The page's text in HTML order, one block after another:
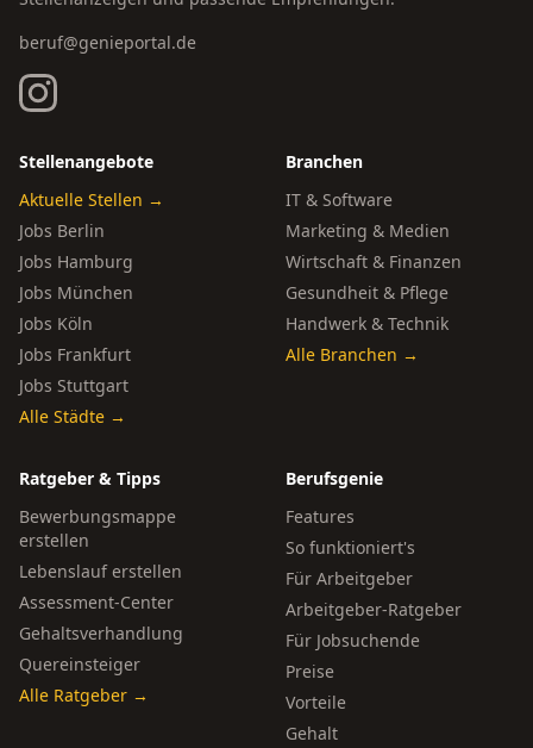
beruf@genieportal.de
Stellenangebote
Aktuelle Stellen →
Jobs Berlin
Jobs Hamburg
Jobs München
Jobs Köln
Jobs Frankfurt
Jobs Stuttgart
Alle Städte →
Branchen
IT & Software
Marketing & Medien
Wirtschaft & Finanzen
Gesundheit & Pflege
Handwerk & Technik
Alle Branchen →
Ratgeber & Tipps
Bewerbungsmappe
erstellen
Lebenslauf erstellen
Assessment-Center
Gehaltsverhandlung
Quereinsteiger
Alle Ratgeber →
Berufsgenie
Features
So funktioniert's
Für Arbeitgeber
Arbeitgeber-Ratgeber
Für Jobsuchende
Preise
Vorteile
Gehalt